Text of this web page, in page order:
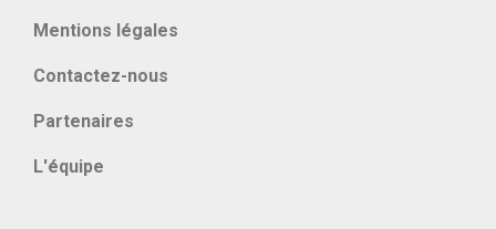
Mentions légales
Contactez-nous
Partenaires
L'équipe